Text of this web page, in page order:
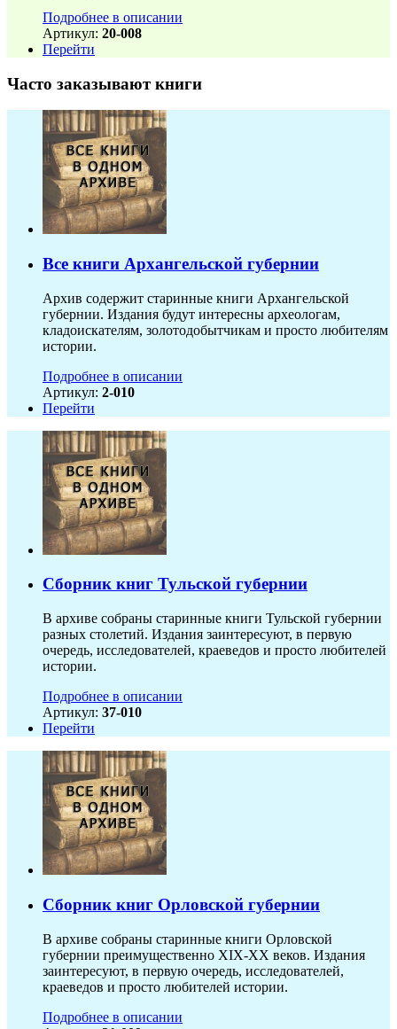
Подробнее в описании
Артикул: 20-008
Перейти
Часто заказывают книги
Все книги Архангельской губернии
Архив содержит старинные книги Архангельской
губернии. Издания будут интересны археологам,
кладоискателям, золотодобытчикам и просто любителям
истории.
Подробнее в описании
Артикул: 2-010
Перейти
Сборник книг Тульской губернии
В архиве собраны старинные книги Тульской губернии
разных столетий. Издания заинтересуют, в первую
очередь, исследователей, краеведов и просто любителей
истории.
Подробнее в описании
Артикул: 37-010
Перейти
Сборник книг Орловской губернии
В архиве собраны старинные книги Орловской
губернии преимущественно XIX-ХХ веков. Издания
заинтересуют, в первую очередь, исследователей,
краеведов и просто любителей истории.
Подробнее в описании